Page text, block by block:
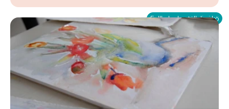
Fullbokad - ställ dig i kö